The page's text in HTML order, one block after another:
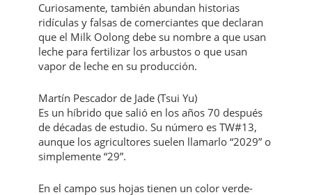
Curiosamente, también abundan historias
ridículas y falsas de comerciantes que declaran
que el Milk Oolong debe su nombre a que usan
leche para fertilizar los arbustos o que usan
vapor de leche en su producción.
Martín Pescador de Jade (Tsui Yu)
Es un híbrido que salió en los años 70 después
de décadas de estudio. Su número es TW#13,
aunque los agricultores suelen llamarlo “2029” o
simplemente “29”.
En el campo sus hojas tienen un color verde-